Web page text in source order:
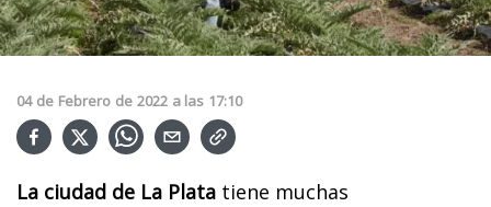
04 de Febrero de 2022 a las 17:10
La ciudad de La Plata tiene muchas